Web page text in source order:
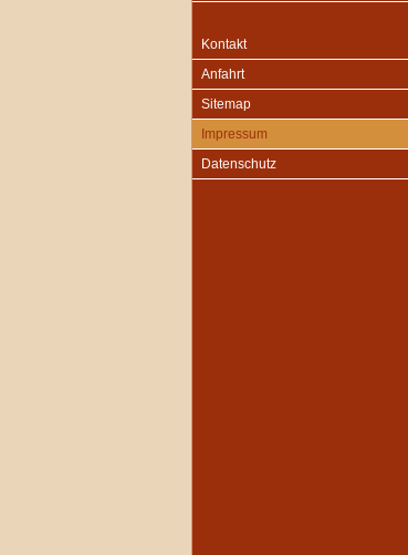
Kontakt
Anfahrt
Sitemap
Impressum
Datenschutz